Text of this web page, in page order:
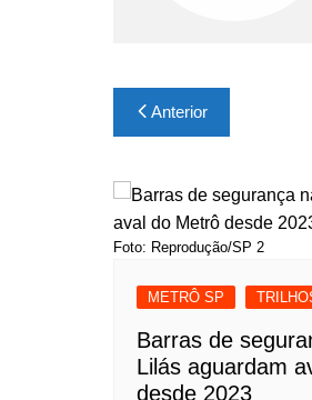
Navegação
de
Post
Anterior
Foto: Reprodução/SP 2
METRÔ SP
Barras de
Lilás aguardam
desde 2023